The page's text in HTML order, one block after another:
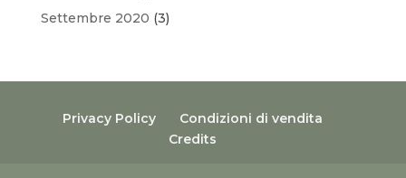
Settembre 2020 (3)
Privacy Policy
Condizioni di vendita
Credits